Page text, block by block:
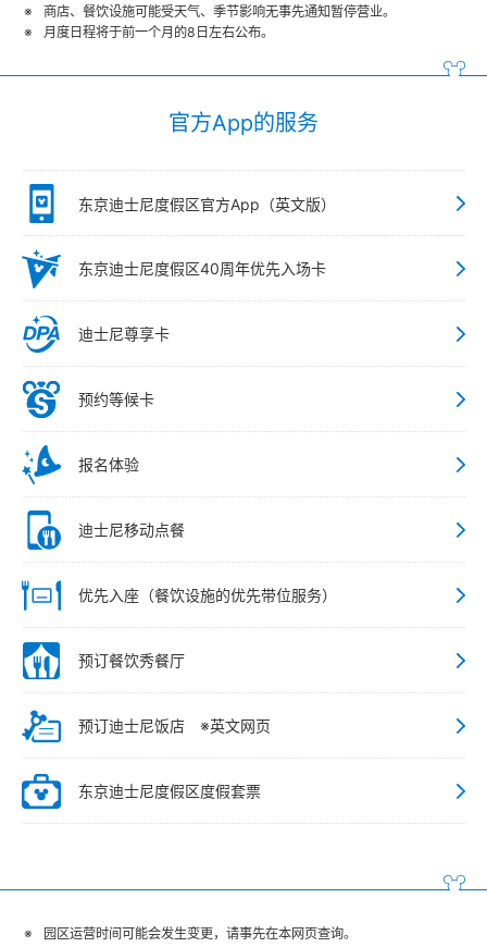
商店、餐饮设施可能受天气、季节影响无事先通知暂停营业。
月度日程将于前一个月的8日左右公布。
官方App的服务
东京迪士尼度假区官方App（英文版）
东京迪士尼度假区40周年优先入场卡
迪士尼尊享卡
预约等候卡
报名体验
迪士尼移动点餐
优先入座（餐饮设施的优先带位服务）
预订餐饮秀餐厅
预订迪士尼饭店 ※英文网页
东京迪士尼度假区度假套票
园区运营时间可能会发生变更，请事先在本网页查询。